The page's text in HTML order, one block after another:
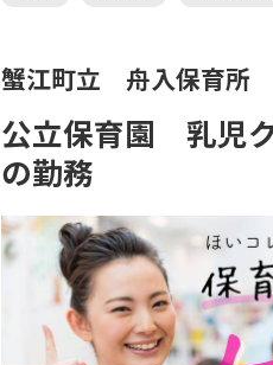
蟹江町立 舟入保育所
公立保育園 乳児
の勤務